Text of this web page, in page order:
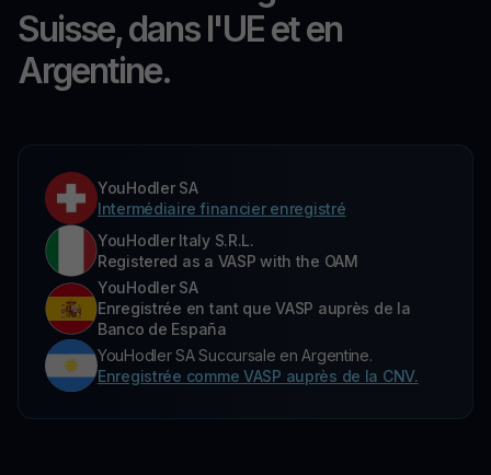
Suisse, dans l'UE et en
Argentine.
YouHodler SA
Intermédiaire financier enregistré
YouHodler Italy S.R.L.
Registered as a VASP with the OAM
YouHodler SA
Enregistrée en tant que VASP auprès de la
Banco de España
YouHodler SA Succursale en Argentine.
Enregistrée comme VASP auprès de la CNV.